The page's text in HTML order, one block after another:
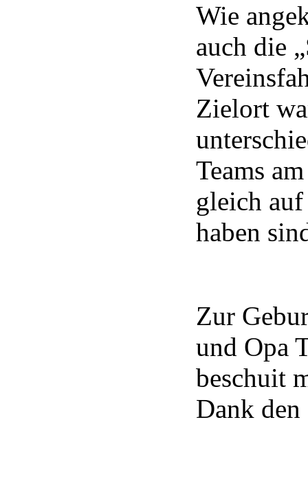
Wie
auch die
Zielort
Teams
gleich
haben
Zur
und Opa
beschuit
Dank